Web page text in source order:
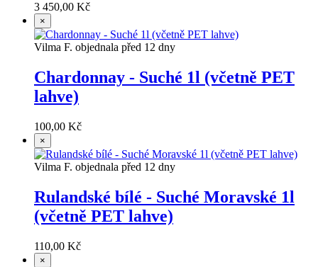
3 450,00 Kč
×
Vilma F. objednala před 12 dny
Chardonnay - Suché 1l (včetně PET
lahve)
100,00 Kč
×
Vilma F. objednala před 12 dny
Rulandské bílé - Suché Moravské 1l
(včetně PET lahve)
110,00 Kč
×